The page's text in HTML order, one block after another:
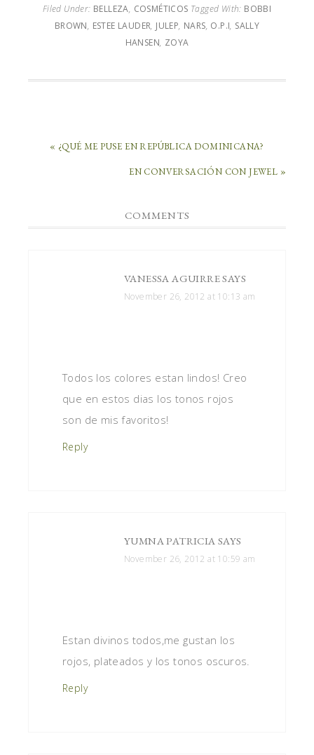
Filed Under: BELLEZA, COSMÉTICOS Tagged With: BOBBI
BROWN, ESTEE LAUDER, JULEP, NARS, O.P.I, SALLY
HANSEN, ZOYA
« ¿QUÉ ME PUSE EN REPÚBLICA DOMINICANA?
EN CONVERSACIÓN CON JEWEL »
COMMENTS
VANESSA AGUIRRESAYS
November 26, 2012 at 10:13 am
Todos los colores estan lindos! Creo
que en estos dias los tonos rojos
son de mis favoritos!
Reply
YUMNA PATRICIA SAYS
November 26, 2012 at 10:59 am
Estan divinos todos,me gustan los
rojos, plateados y los tonos oscuros.
Reply